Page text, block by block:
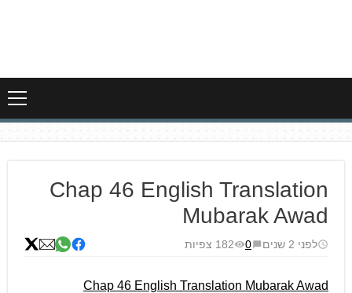
Chap 46 English Translation
Mubarak Awad
לפני 2 שנים 0 182 צפיות
Chap 46 English Translation Mubarak Awad